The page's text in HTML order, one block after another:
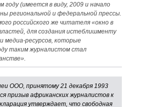
(имеется в виду, 2009 и начало
региональной и федеральной прессы.
российского же читателя «окно в
для создания истеблишменту
медиа-ресурсов, которые
таким журналистом стал
ООО, принятому 21 декабря 1993
призыв африканских журналистов к
утверждает, что свободная